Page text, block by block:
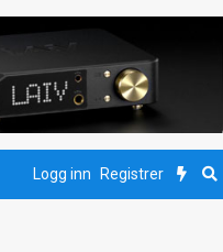
Logg inn Registrer